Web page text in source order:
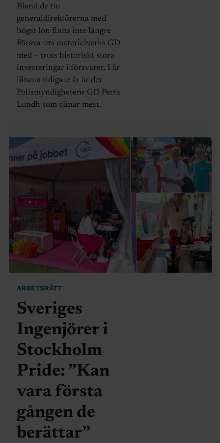
Bland de tio
generaldirektörerna med
högst lön finns inte längre
Försvarets materielverks GD
med – trots historiskt stora
investeringar i försvaret. I år
liksom tidigare år är det
Polismyndighetens GD Petra
Lundh som tjänar mest.
ARBETSRÄTT
Sveriges
Ingenjörer i
Stockholm
Pride: ”Kan
vara första
gången de
berättar”